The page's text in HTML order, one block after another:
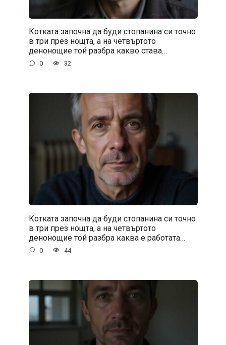
Котката започна да буди стопанина си точно
в три през нощта, а на четвъртото
денонощие той разбра какво става…
0 32
Котката започна да буди стопанина си точно
в три през нощта, а на четвъртото
денонощие той разбра каква е работата…
0 44